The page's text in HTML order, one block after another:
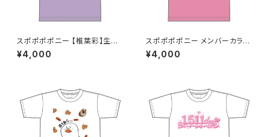
スポポポポニー 【椎葉彩】生誕
祭Tシャツ S〜XLサイズ
¥4,000
スポポポポニー メンバーカラー
シンプルデザイン ロゴTシャツ
ピンク S〜XLサイズ
¥4,000